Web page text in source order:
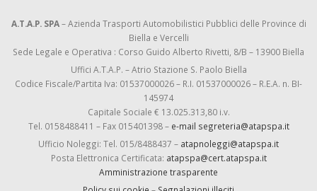
A.T.A.P. SPA– Azienda Trasporti Automobilistici Pubblici delle Province di
Biella e Vercelli
Sede Legale e Operativa : Corso Guido Alberto Rivetti, 8/B – 13900 Biella
Uffici A.T.A.P. – Atrio Stazione S. Paolo Biella
Codice Fiscale/Partita Iva: 01537000026 – R.I. 01537000026 – R.E.A. n. BI-
145974
Capitale Sociale € 13.025.313,80 i.v.
Tel. 0158488411 – Fax 015401398 – e-mail segreteria@atapspa.it
Ufficio Noleggi: Tel. 015/8488437 – atapnoleggi@atapspa.it
Posta Elettronica Certificata: atapspa@cert.atapspa.it
Amministrazione trasparente